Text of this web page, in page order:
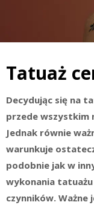
Tatuaż
Decydując się na
przede wszystkim
Jednak równie
warunkuje
podobnie jak w
wykonania
czynników. Ważne